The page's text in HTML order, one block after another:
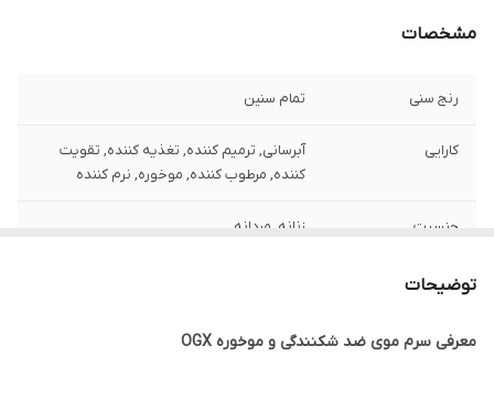
مشخصات
رنج سنی تمام سنین
کارایی
آبرسانی, ترمیم کننده, تغذیه کننده, تقویت
کننده, مرطوب کننده, موخوره, نرم کننده
جنسیت زنانه, مردانه
نوع مو
موی وز و مجعد
توضیحات
معرفی سرم موی ضد شکنندگی و موخوره OGX